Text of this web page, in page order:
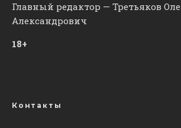
Главный редактор — Третьяков
Александрович
18+
Контакты